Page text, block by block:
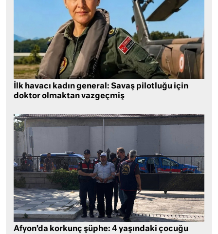
İlk havacı kadın general: Savaş pilotluğu için
doktor olmaktan vazgeçmiş
Afyon’da korkunç şüphe: 4 yaşındaki çocuğu